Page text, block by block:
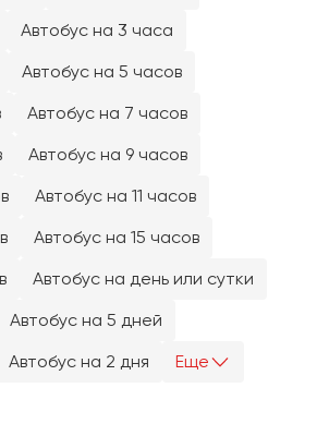
Автобус на 3 часа
Автобус на 5 часов
Автобус на 7 часов
Автобус на 9 часов
Автобус на 11 часов
Автобус на 15 часов
Автобус на день или сутки
Автобус на 5 дней
Автобус на 2 дня Еще